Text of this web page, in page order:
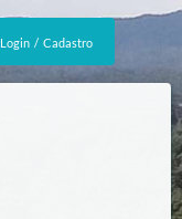
Login / Cadastro